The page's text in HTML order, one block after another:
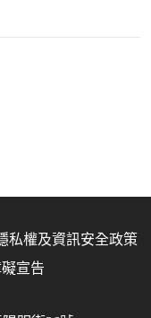
私權及資訊安全政策
宣告